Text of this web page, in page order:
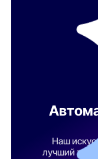
Наш
лучший